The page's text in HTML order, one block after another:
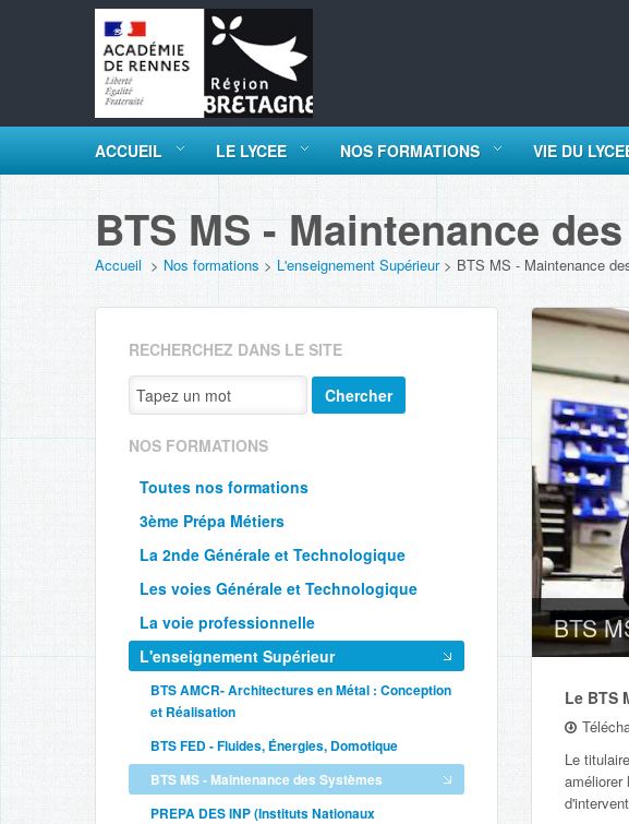
ACCUEIL LE LYCEE NOS FORMATIONS VIE DU
BTS MS - Maintenance
Accueil > Nos formations > L'enseignement Supérieur> BTS MS - Maintenance
RECHERCHEZ DANS LE SITE
Chercher
NOS FORMATIONS
Toutes nos formations
3ème Prépa Métiers
La 2nde Générale et Technologique
Les voies Générale et Technologique
La voie professionnelle
L'enseignement Supérieur
BTS AMCR- Architectures en Métal : Conception
et Réalisation
BTS FED - Fluides, Énergies, Domotique
BTS MS - Maintenance des Systèmes
PREPA DES INP (Instituts Nationaux
BTS
Le BTS
Le
améliorer